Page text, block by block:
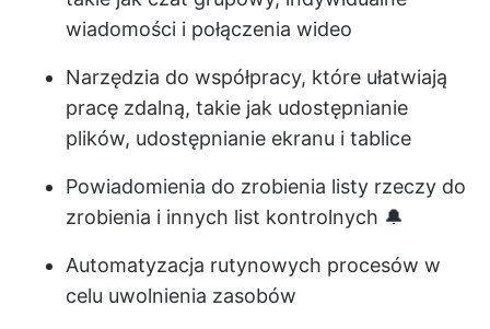
wiadomości i połączenia wideo
Narzędzia do współpracy, które ułatwiają
pracę zdalną, takie jak udostępnianie
plików, udostępnianie ekranu i tablice
Powiadomienia do zrobienia listy rzeczy do
zrobienia i innych list kontrolnych 🔔
Automatyzacja rutynowych procesów w
celu uwolnienia zasobów